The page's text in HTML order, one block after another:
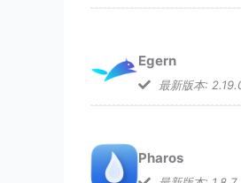
Egern
最新版本:
Pharos